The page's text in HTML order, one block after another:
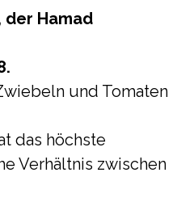
der Hamad
und Tomaten
das höchste
Verhältnis zwischen